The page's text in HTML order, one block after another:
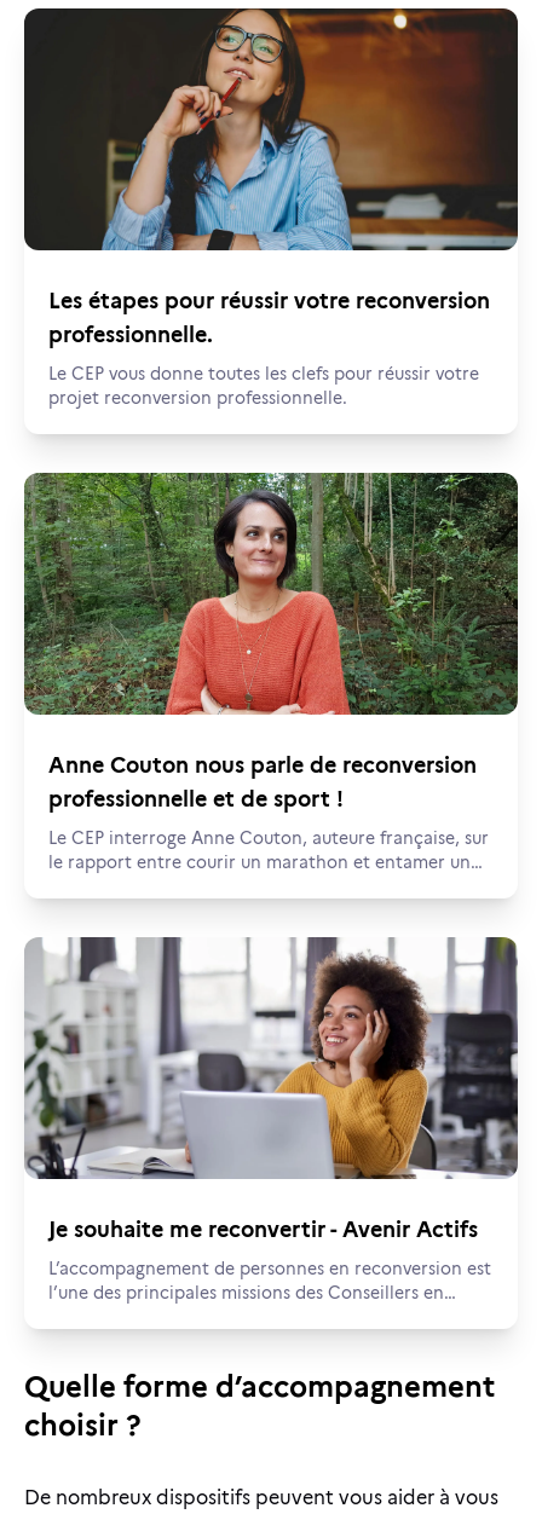
Les étapes pour réussir votre reconversion
professionnelle.
Le CEP vous donne toutes les clefs pour réussir votre
projet reconversion professionnelle.
Anne Couton nous parle de reconversion
professionnelle et de sport !
Le CEP interroge Anne Couton, auteure française, sur
le rapport entre courir un marathon et entamer un
Je souhaite me reconvertir - Avenir Actifs
L’accompagnement de personnes en reconversion est
l’une des principales missions des Conseillers en
accompagner dans cette démarche.
Quelle forme d’accompagnement
choisir ?
De nombreux dispositifs peuvent vous aider à vous